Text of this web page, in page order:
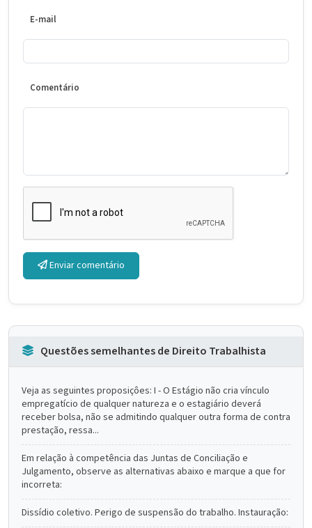
E-mail
Comentário
Enviar comentário
Questões semelhantes de Direito Trabalhista
Veja as seguintes proposiçôes: I - O Estágio não cria vínculo
empregatício de qualquer natureza e o estagiário deverá
receber bolsa, não se admitindo qualquer outra forma de contra
prestação, ressa...
Em relação à competência das Juntas de Conciliação e
Julgamento, observe as alternativas abaixo e marque a que for
incorreta:
Dissídio coletivo. Perigo de suspensão do trabalho. Instauração: